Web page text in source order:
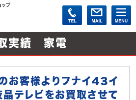
実績 家電
お客様よりフナイ43イ
テレビをお買取させて